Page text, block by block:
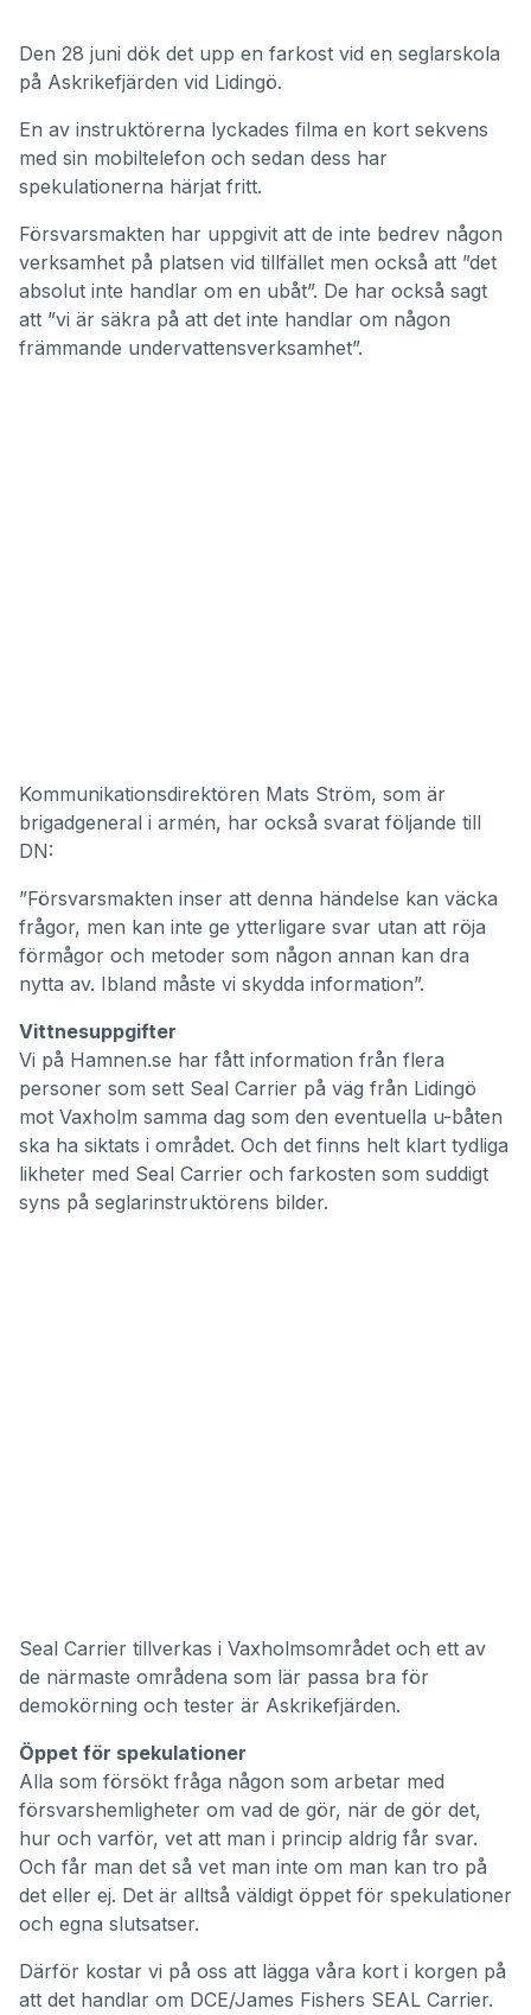
Den 28 juni dök det upp en farkost vid en seglarskola
på Askrikefjärden vid Lidingö.
En av instruktörerna lyckades filma en kort sekvens
med sin mobiltelefon och sedan dess har
spekulationerna härjat fritt.
Försvarsmakten har uppgivit att de inte bedrev någon
verksamhet på platsen vid tillfället men också att ”det
absolut inte handlar om en ubåt”. De har också sagt
att ”vi är säkra på att det inte handlar om någon
främmande undervattensverksamhet”.
Kommunikationsdirektören Mats Ström, som är
brigadgeneral i armén, har också svarat följande till
DN:
”Försvarsmakten inser att denna händelse kan väcka
frågor, men kan inte ge ytterligare svar utan att röja
förmågor och metoder som någon annan kan dra
nytta av. Ibland måste vi skydda information”.
Vittnesuppgifter
Vi på Hamnen.se har fått information från flera
personer som sett Seal Carrier på väg från Lidingö
mot Vaxholm samma dag som den eventuella u-båten
ska ha siktats i området. Och det finns helt klart tydliga
likheter med Seal Carrier och farkosten som suddigt
syns på seglarinstruktörens bilder.
Seal Carrier tillverkas i Vaxholmsområdet och ett av
de närmaste områdena som lär passa bra för
demokörning och tester är Askrikefjärden.
Öppet för spekulationer
Alla som försökt fråga någon som arbetar med
försvarshemligheter om vad de gör, när de gör det,
hur och varför, vet att man i princip aldrig får svar.
Och får man det så vet man inte om man kan tro på
det eller ej. Det är alltså väldigt öppet för spekulationer
och egna slutsatser.
Därför kostar vi på oss att lägga våra kort i korgen på
att det handlar om DCE/James Fishers SEAL Carrier.